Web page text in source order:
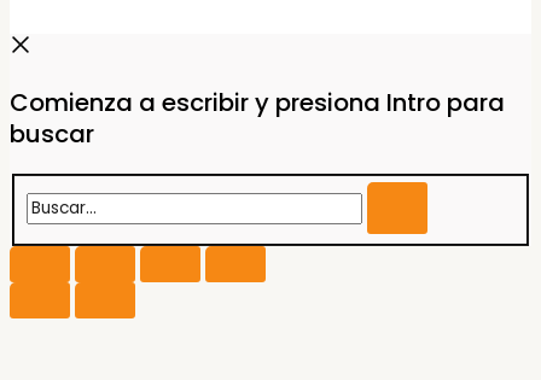
Comienza a escribir y presiona Intro para
buscar
Buscar...